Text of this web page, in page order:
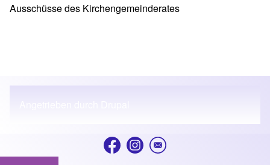
Ausschüsse des Kirchengemeinderates